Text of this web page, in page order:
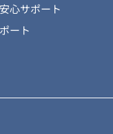
心サポート
ート